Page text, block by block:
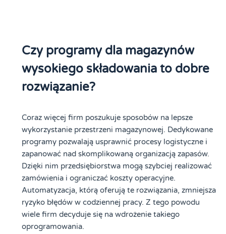
Czy programy dla magazynów
wysokiego składowania to dobre
rozwiązanie?
Coraz więcej firm poszukuje sposobów na lepsze
wykorzystanie przestrzeni magazynowej. Dedykowane
programy pozwalają usprawnić procesy logistyczne i
zapanować nad skomplikowaną organizacją zapasów.
Dzięki nim przedsiębiorstwa mogą szybciej realizować
zamówienia i ograniczać koszty operacyjne.
Automatyzacja, którą oferują te rozwiązania, zmniejsza
ryzyko błędów w codziennej pracy. Z tego powodu
wiele firm decyduje się na wdrożenie takiego
oprogramowania.